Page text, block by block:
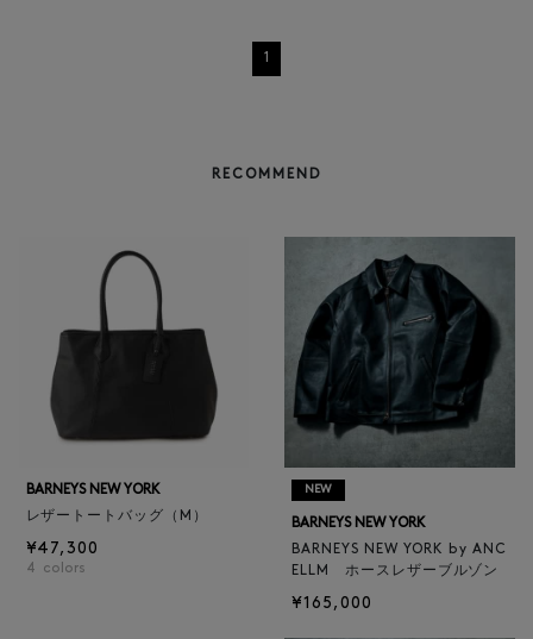
1
RECOMMEND
BARNEYS NEW YORK
レザートートバッグ（M）
¥47,300
4 colors
NEW
BARNEYS NEW YORK
BARNEYS NEW YORK by ANC
ELLM ホースレザーブルゾン
¥165,000